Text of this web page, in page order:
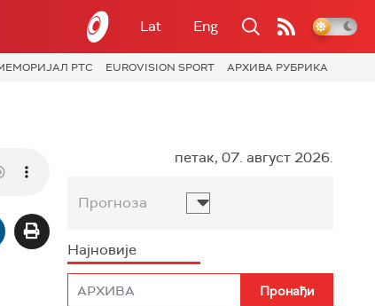
Lat Eng
РТС EUROVISION SPORT АРХИВА РУБРИКА
петак, 07. август 2026.
Прогноза
Најновије